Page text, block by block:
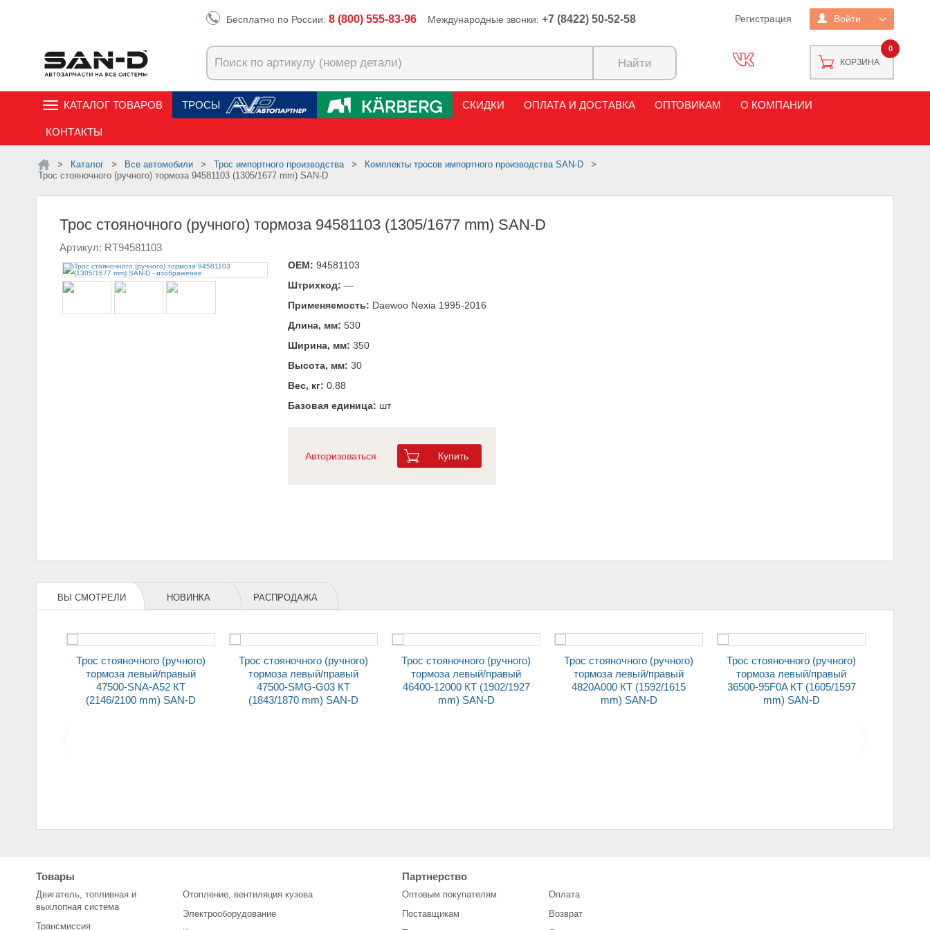
Бесплатно по России: 8 (800) 555-83-96 Международные звонки: +7 (8422) 50-52-58 Регистрация Войти
0
КОРЗИНА
КАТАЛОГ ТОВАРОВ ТРОСЫ СКИДКИ ОПЛАТА И ДОСТАВКА ОПТОВИКАМ О КОМПАНИИ
КОНТАКТЫ
Каталог Все автомобили Трос импортного производства
Комплекты тросов импортного производства SAN-D
Трос стояночного (ручного) тормоза 94581103 (1305/1677 mm) SAN-D
Трос стояночного (ручного) тормоза 94581103 (1305/1677 mm) SAN-D
Артикул: RT94581103
ОЕМ: 94581103
Штрихкод: —
Применяемость: Daewoo Nexia 1995-2016
Длина, мм: 530
Ширина, мм: 350
Высота, мм: 30
Вес, кг: 0.88
Базовая единица: шт
Авторизоваться Купить
ВЫ СМОТРЕЛИ НОВИНКА РАСПРОДАЖА
Трос стояночного (ручного)
тормоза левый/правый
47500-SNA-A52 КТ
(2146/2100 mm) SAN-D
Трос стояночного (ручного)
тормоза левый/правый
47500-SMG-G03 КТ
(1843/1870 mm) SAN-D
Трос стояночного (ручного)
тормоза левый/правый
46400-12000 КТ (1902/1927
mm) SAN-D
Трос стояночного (ручного)
тормоза левый/правый
4820A000 КТ (1592/1615
mm) SAN-D
Трос стояночного (ручного)
тормоза левый/правый
36500-95F0A КТ (1605/1597
mm) SAN-D
вида 21213 НИВА SOLINA
лев.
3709340-01 (2 кнопки) SAN-
Товары
Двигатель, топливная и
выхлопная система
Трансмиссия
Отопление, вентиляция кузова
Электрооборудование
Партнерство
Оптовым покупателям
Поставщикам
Оплата
Возврат